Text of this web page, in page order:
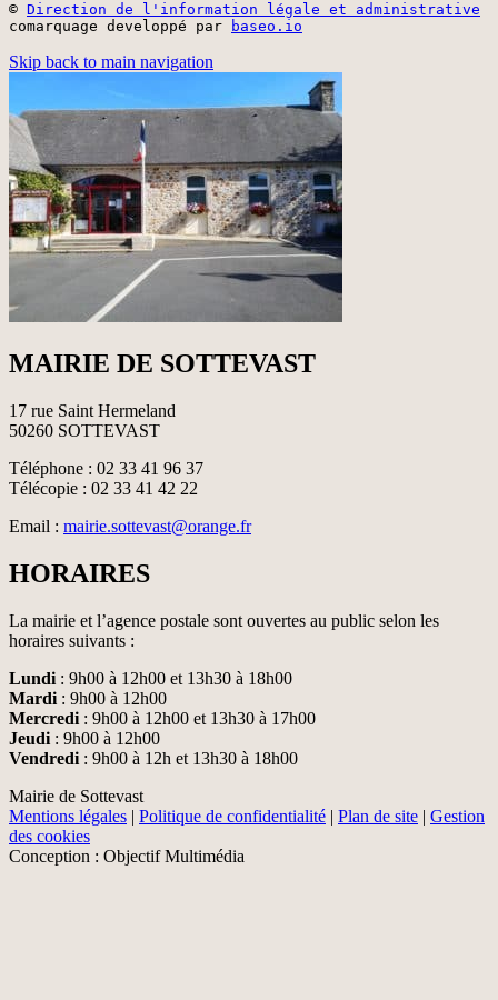
© Direction de l'information légale et administrative
comarquage developpé par
baseo.io
Skip back to main navigation
MAIRIE DE SOTTEVAST
17 rue Saint Hermeland
50260 SOTTEVAST
Téléphone : 02 33 41 96 37
Télécopie : 02 33 41 42 22
Email : mairie.sottevast@orange.fr
HORAIRES
La mairie et l’agence postale sont ouvertes au public selon les
horaires suivants :
Lundi : 9h00 à 12h00 et 13h30 à 18h00
Mardi : 9h00 à 12h00
Mercredi : 9h00 à 12h00 et 13h30 à 17h00
Jeudi : 9h00 à 12h00
Vendredi : 9h00 à 12h et 13h30 à 18h00
Mairie de Sottevast
Mentions légales | Politique de confidentialité | Plan de site | Gestion
des cookies
Conception : Objectif Multimédia